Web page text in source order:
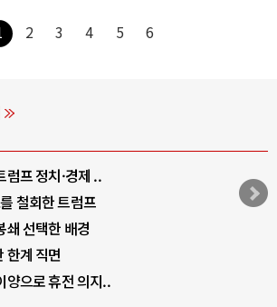
2 3 4 5 6
프 정치·경제 ..
철회한 트럼프
쇄 선택한 배경
한계 직면
양으로 휴전 의지..